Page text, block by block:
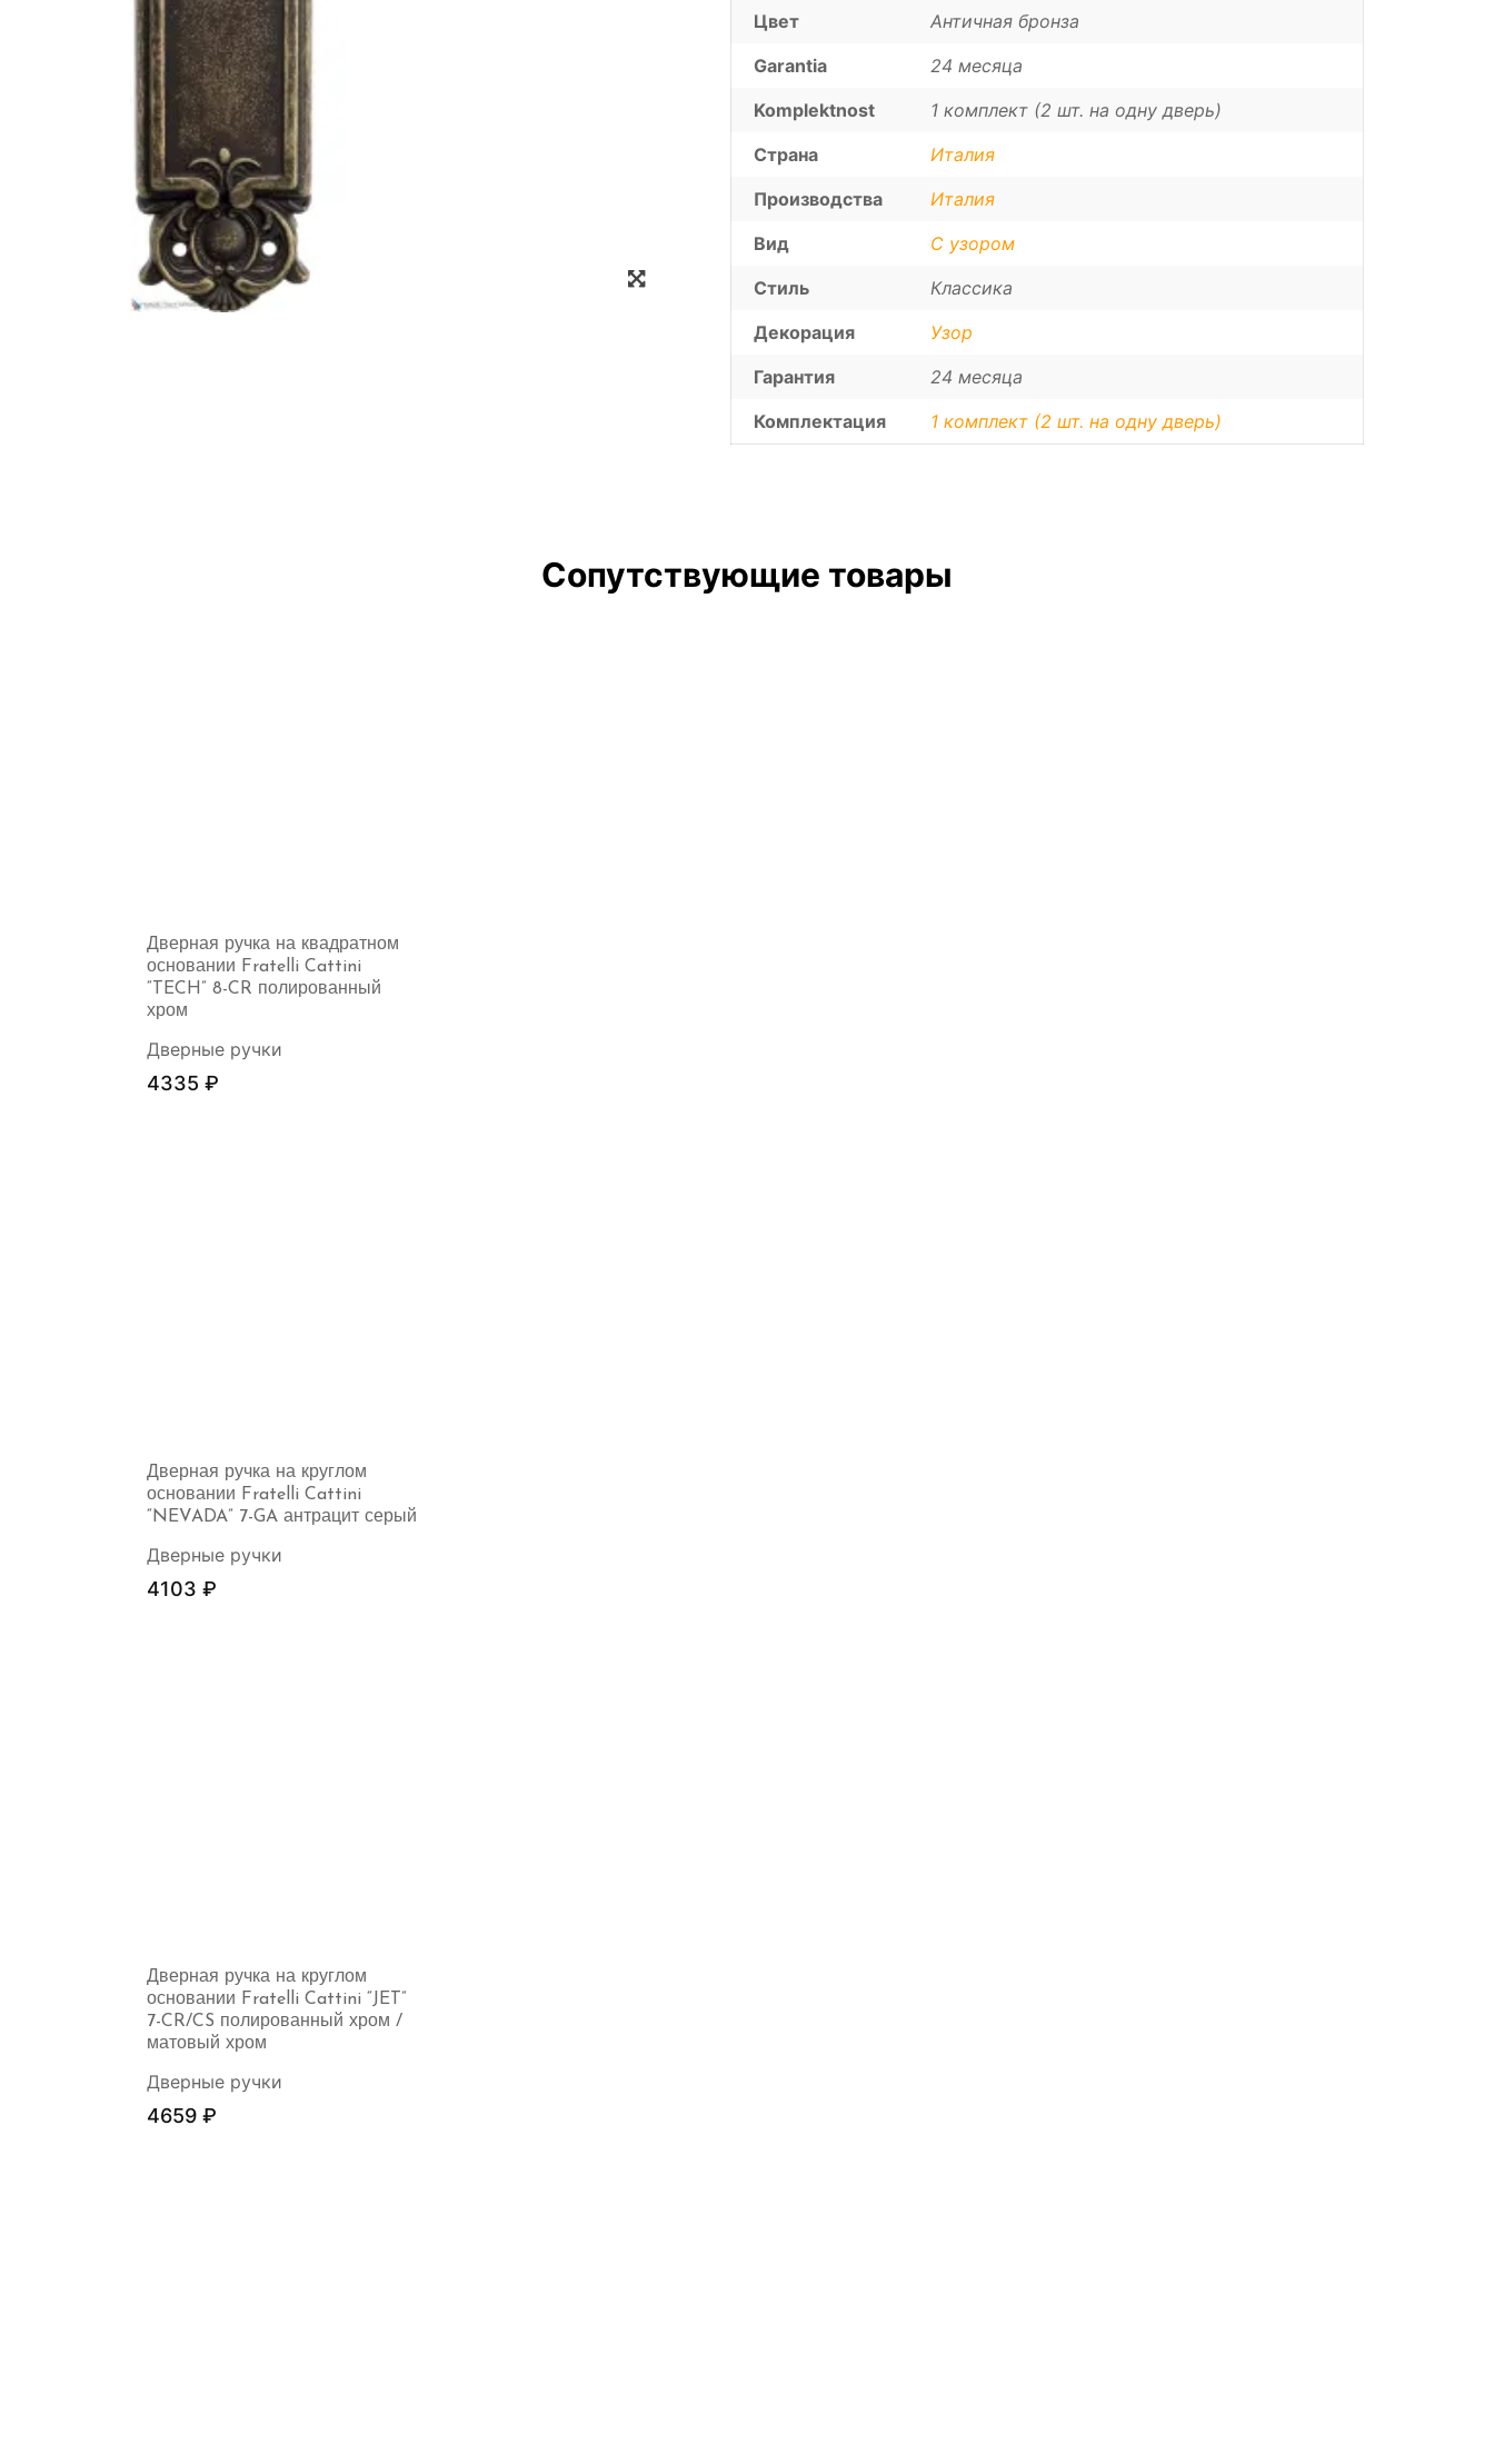
Zoom
Цвет
Античная бронза
Garantia
24 месяца
Komplektnost
1 комплект (2 шт. на одну дверь)
Страна
Италия
Производства
Италия
Вид
С узором
Стиль
Классика
Декорация
Узор
Гарантия
24 месяца
Комплектация
1 комплект (2 шт. на одну дверь)
Сопутствующие товары
Дверная ручка на квадратном
основании Fratelli Cattini
“TECH” 8-CR полированный
хром
Дверные ручки
4335 ₽
Дверная ручка на круглом
основании Fratelli Cattini
“NEVADA” 7-GA антрацит серый
Дверные ручки
4103 ₽
Дверная ручка на круглом
основании Fratelli Cattini “JET”
7-CR/CS полированный хром /
матовый хром
Дверные ручки
4659 ₽